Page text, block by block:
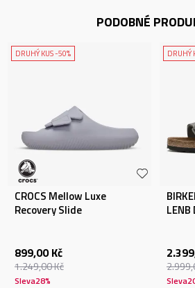
PODOBNÉ
DRUHÝ KUS -50%
CROCS Mellow Luxe
Recovery Slide
899,00 Kč
1.249,00Kč
Sleva28%
DRUHÝ
Sleva